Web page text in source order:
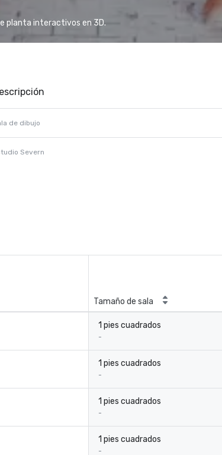
planta interactivos en 3D.
de dibujo
Severn
Tamaño de sala
1 pies cuadrados
-
1 pies cuadrados
-
1 pies cuadrados
-
1 pies cuadrados
-